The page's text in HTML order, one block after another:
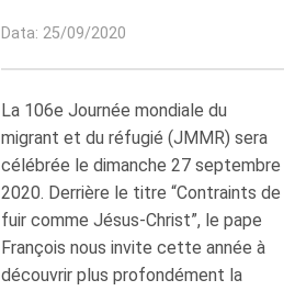
Data: 25/09/2020
La 106e Journée mondiale du
migrant et du réfugié (JMMR) sera
célébrée le dimanche 27 septembre
2020. Derrière le titre “Contraints de
fuir comme Jésus-Christ”, le pape
François nous invite cette année à
découvrir plus profondément la